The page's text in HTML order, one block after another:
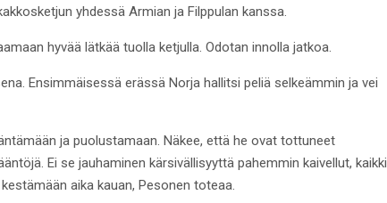
yhdessä Armian ja Filppulan kanssa.
hyvää lätkää tuolla ketjulla. Odotan innolla jatkoa.
Ensimmäisessä erässä Norja hallitsi peliä selkeämmin ja vei
ja puolustamaan. Näkee, että he ovat tottuneet
Ei se jauhaminen kärsivällisyyttä pahemmin kaivellut, kaikki
aika kauan, Pesonen toteaa.